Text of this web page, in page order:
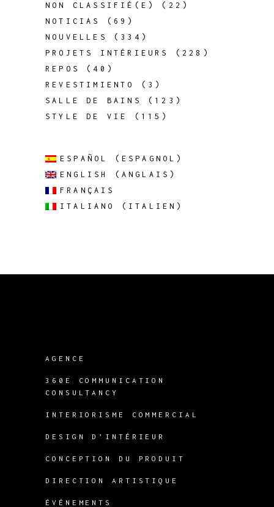
NON CLASSIFIÉ(E)
(22)
NOTICIAS
(69)
NOUVELLES
(334)
PROJETS INTÉRIEURS
(228)
REPOS
(40)
REVESTIMIENTO
(3)
SALLE DE BAINS
(123)
STYLE DE VIE
(115)
ESPAÑOL ( ESPAGNOL )
ENGLISH
( ANGLAIS )
FRANÇAIS
ITALIANO
( ITALIEN )
AGENCE
360E COMMUNICATION
CONSULTANCY
INTERIORISME COMMERCIAL
DESIGN D’INTÉRIEUR
CONCEPTION DU PRODUIT
DIRECTION ARTISTIQUE
ÉVÉNEMENTS